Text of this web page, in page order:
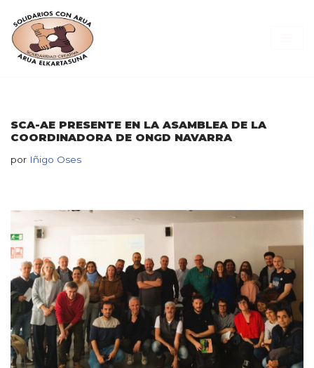
Saltar
al
SCA-AE PRESENTE EN LA ASAMBLEA DE LA
COORDINADORA DE ONGD NAVARRA
por Iñigo Oses